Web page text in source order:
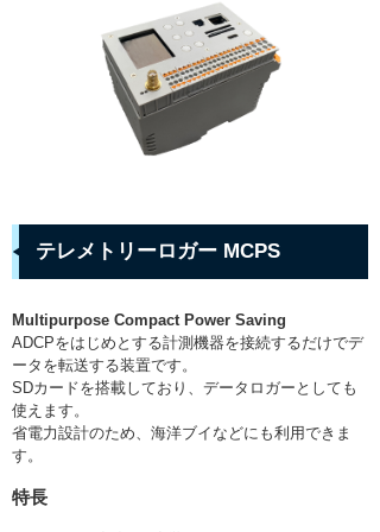
ラジコンボート・橋上操作艇
プロファイリングフロート・水中グライダ
設置/係留系アクセサリ
サブボトムプロファイラ
ハイドロフォン
ダイバーナビゲーション
取扱いメーカー
テレメトリーロガー MCPS
Multipurpose Compact Power Saving
ADCPをはじめとする計測機器を接続するだけでデ
ータを転送する装置です。
SDカードを搭載しており、データロガーとしても
使えます。
省電力設計のため、海洋ブイなどにも利用できま
す。
特長